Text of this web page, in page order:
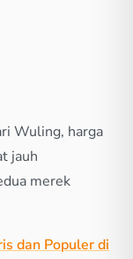
Wuling, harga
jauh
merek
dan Populer di